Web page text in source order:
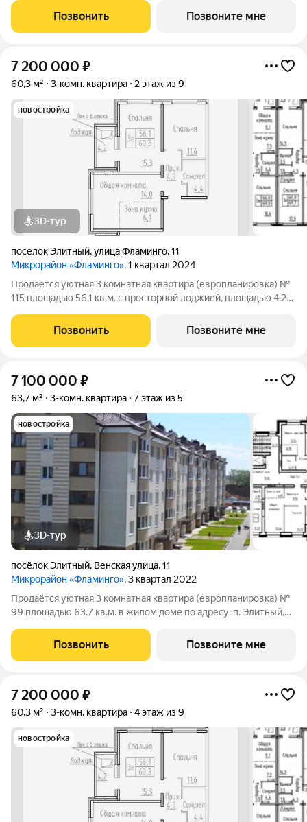
Фламинго, ул.Венская, д. 8.Расположение дома предоставляет
отличную возможность
Позвонить Позвоните мне
7 200 000 ₽
60,3 м² 3-комн. квартира 2 этаж из 9
новостройка
3D-тур
посёлок Элитный,улица Фламинго,11
Микрорайон «Фламинго», 1 квартал 2024
Продаётся уютная 3 комнатная квартира (европланировка) №
115 площадью 56.1 кв.м. с просторной лоджией, площадью 4.2
Фламинго, ул.Венская, д. 8.Расположение дома предоставляет
отличную возможность
Позвонить Позвоните мне
7 100 000 ₽
63,7 м² 3-комн. квартира 7 этаж из 5
новостройка
3D-тур
посёлок Элитный, Венская улица,11
Микрорайон «Фламинго», 3 квартал 2022
Продаётся уютная 3 комнатная квартира (европланировка) №
99 площадью 63.7 кв.м. в жилом доме по адресу: п. Элитный,
продуманной планировкой, просторная кухня-гостиная
идеально подходит для
Позвонить Позвоните мне
7 200 000 ₽
60,3 м² 3-комн. квартира 4 этаж из 9
новостройка